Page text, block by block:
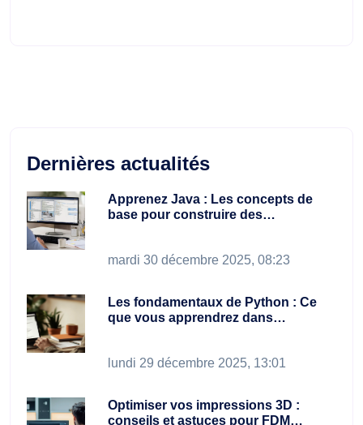
Dernières actualités
Apprenez Java : Les concepts de
base pour construire des…
mardi 30 décembre 2025, 08:23
Les fondamentaux de Python : Ce
que vous apprendrez dans…
lundi 29 décembre 2025, 13:01
Optimiser vos impressions 3D :
conseils et astuces pour FDM…